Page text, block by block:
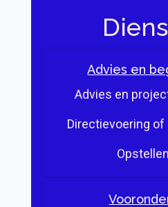
Advies en
Advies en
Directievoering